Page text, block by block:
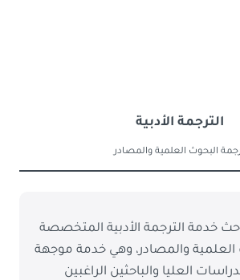
الترجمة الأدبية
البحوث العلمية والمصادر
خدمة الترجمة الأدبية المتخصصة
والمصادر، وهي خدمة موجهة
العليا والباحثين الراغبين